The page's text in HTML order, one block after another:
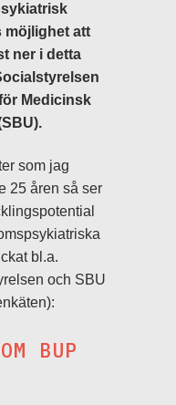
möjlighet att
ner i detta
Medicinsk
som jag
25 åren så ser
bl.a.
och SBU
BUP